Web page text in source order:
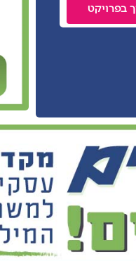
בפרויקט